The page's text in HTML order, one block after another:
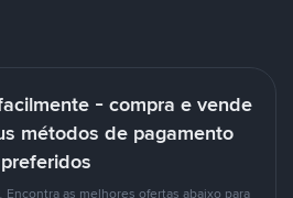
- compra e vende
métodos de pagamento
preferidos
Encontra as melhores ofertas abaixo para